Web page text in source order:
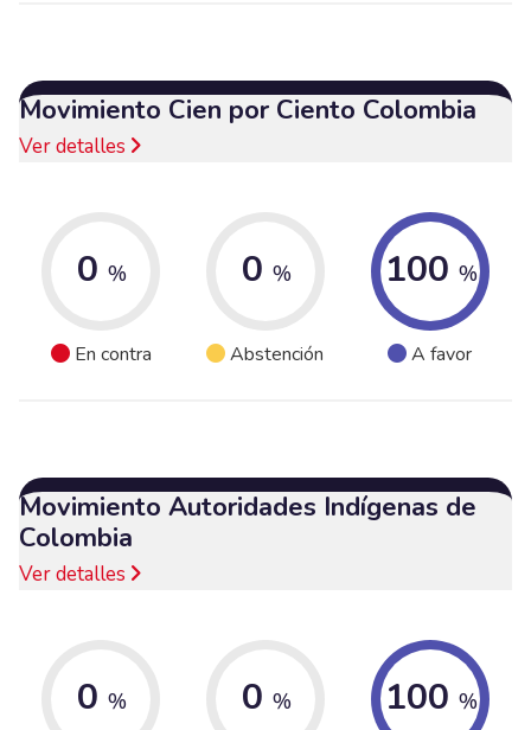
Movimiento Cien por Ciento Colombia
Ver detalles
0 %
En contra
0 %
Abstención
100 %
A favor
Movimiento Autoridades Indígenas de
Colombia
Ver detalles
0 % 0 % 100 %